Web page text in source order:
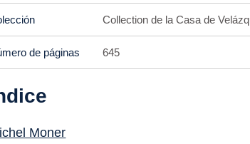
Collection de la Casa de
de páginas 645
Moner